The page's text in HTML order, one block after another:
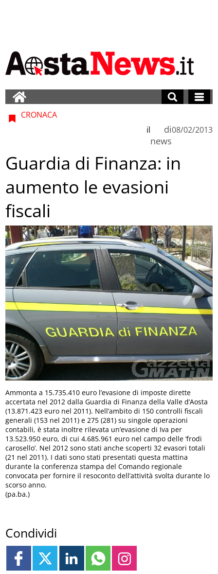
CRONACA
di
news
il 08/02/2013
Guardia di Finanza: in
aumento le evasioni
fiscali
Ammonta a 15.735.410 euro l’evasione di imposte dirette
accertata nel 2012 dalla Guardia di Finanza della Valle d’Aosta
(13.871.423 euro nel 2011). Nell’ambito di 150 controlli fiscali
generali (153 nel 2011) e 275 (281) su singole operazioni
contabili, è stata inoltre rilevata un’evasione di Iva per
13.523.950 euro, di cui 4.685.961 euro nel campo delle ‘frodi
carosello’. Nel 2012 sono stati anche scoperti 32 evasori totali
(21 nel 2011). I dati sono stati presentati questa mattina
durante la conferenza stampa del Comando regionale
convocata per fornire il resoconto dell’attività svolta durante lo
scorso anno.
(pa.ba.)
Condividi